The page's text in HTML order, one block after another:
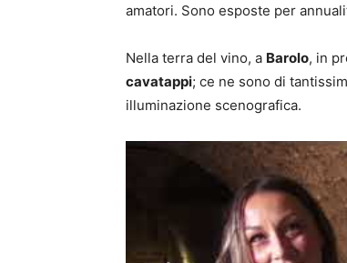
amatori. Sono esposte per
Nella terra del vino, a Barolo, in
cavatappi; ce ne sono di
illuminazione scenografica.